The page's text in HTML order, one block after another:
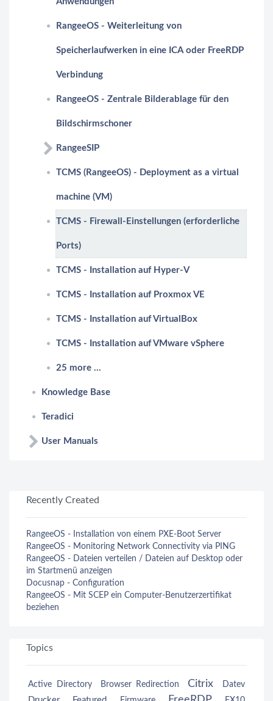
RangeeOS - Weiterleitung von
Speicherlaufwerken in eine ICA oder FreeRDP
Verbindung
RangeeOS - Zentrale Bilderablage für den
Bildschirmschoner
RangeeSIP
TCMS (RangeeOS) - Deployment as a virtual
machine (VM)
TCMS - Firewall-Einstellungen (erforderliche
Ports)
TCMS - Installation auf Hyper-V
TCMS - Installation auf Proxmox VE
TCMS - Installation auf VirtualBox
TCMS - Installation auf VMware vSphere
25 more ...
Knowledge Base
Teradici
User Manuals
Recently Created
RangeeOS - Installation von einem PXE-Boot Server
RangeeOS - Monitoring Network Connectivity via PING
RangeeOS - Dateien verteilen / Dateien auf Desktop oder
im Startmenü anzeigen
Docusnap - Configuration
RangeeOS - Mit SCEP ein Computer-Benutzerzertifikat
beziehen
Topics
Active Directory Browser Redirection Citrix Datev